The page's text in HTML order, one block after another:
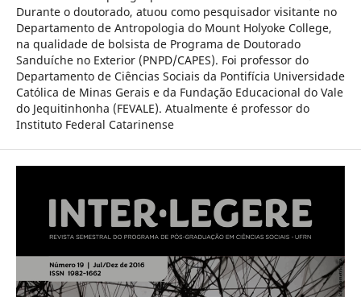
Durante o doutorado, atuou como pesquisador visitante no
Departamento de Antropologia do Mount Holyoke College,
na qualidade de bolsista de Programa de Doutorado
Sanduíche no Exterior (PNPD/CAPES). Foi professor do
Departamento de Ciências Sociais da Pontifícia Universidade
Católica de Minas Gerais e da Fundação Educacional do Vale
do Jequitinhonha (FEVALE). Atualmente é professor do
Instituto Federal Catarinense